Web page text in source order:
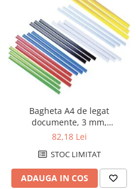
Bagheta A4 de legat
documente, 3 mm,
100(2x50)/blister KANGARO -
82,18 Lei
STOC LIMITAT
ADAUGA IN COS